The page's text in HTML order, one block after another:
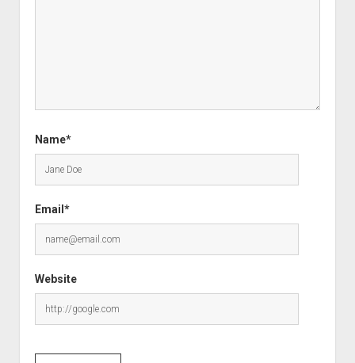
Name*
Email*
Website